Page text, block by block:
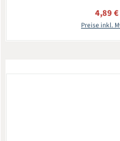
4,89 €
Preise inkl.